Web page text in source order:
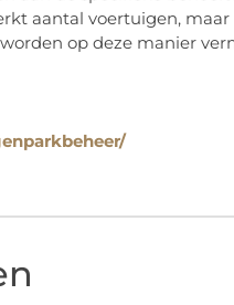
aantal voertuigen,
op deze manier